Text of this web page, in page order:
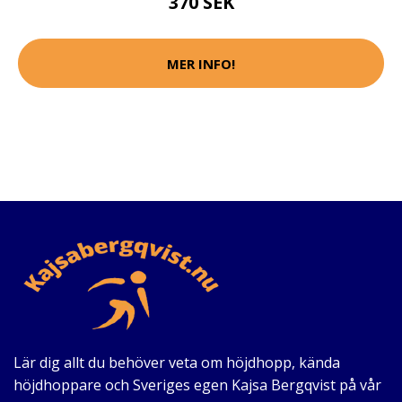
MER INFO!
Lär dig allt du behöver veta om höjdhopp, kända
höjdhoppare och Sveriges egen Kajsa Bergqvist på vår